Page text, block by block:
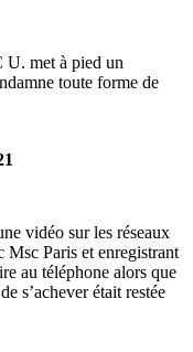
U. met à pied un
toute forme de
vidéo sur les réseaux
Msc Paris et enregistrant
au téléphone alors que
s’achever était restée